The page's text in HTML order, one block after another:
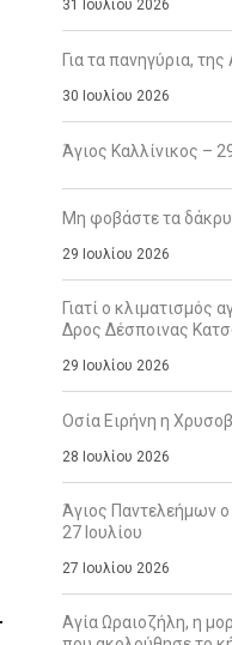
31 Ιουλίου 2026
Για τα πανηγύρια,
30 Ιουλίου 2026
Άγιος Καλλίνικος –
Μη φοβάστε τα
29 Ιουλίου 2026
Γιατί ο κλιματισμός
Δρος Δέσποινας
29 Ιουλίου 2026
Οσία Ειρήνη η
28 Ιουλίου 2026
Άγιος Παντελεήμων
27 Ιουλίου
27 Ιουλίου 2026
Αγία Ωραιοζήλη, η